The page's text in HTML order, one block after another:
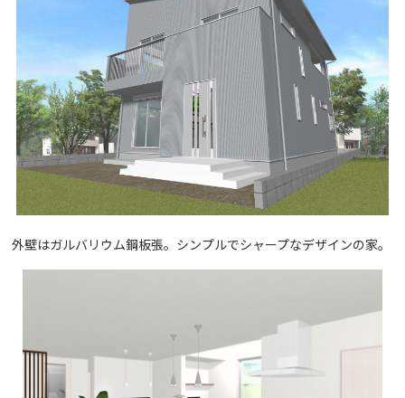
お問合わせ
外壁はガルバリウム鋼板張。シンプルでシャープなデザインの家。